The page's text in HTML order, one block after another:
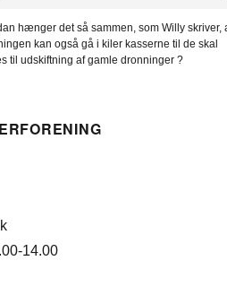
hænger det så sammen, som Willy skriver,
kan også gå i kiler kasserne til de skal
til udskiftning af gamle dronninger ?
14.00